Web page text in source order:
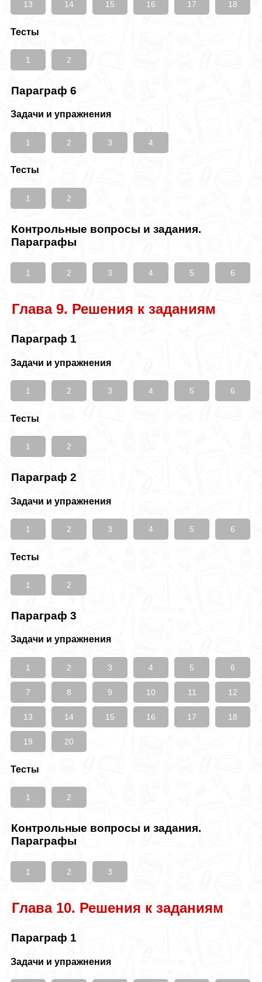
13 14 15 16 17 18
Тесты
1 2
Параграф 6
Задачи и упражнения
1 2 3 4
Тесты
1 2
Контрольные вопросы и задания.
Параграфы
1 2 3 4 5 6
Глава 9. Решения к заданиям
Параграф 1
Задачи и упражнения
1 2 3 4 5 6
Тесты
1 2
Параграф 2
Задачи и упражнения
1 2 3 4 5 6
Тесты
1 2
Параграф 3
Задачи и упражнения
1 2 3 4 5 6
7 8 9 10 11 12
13 14 15 16 17 18
19 20
Тесты
1 2
Контрольные вопросы и задания.
Параграфы
1 2 3
Глава 10. Решения к заданиям
Параграф 1
Задачи и упражнения